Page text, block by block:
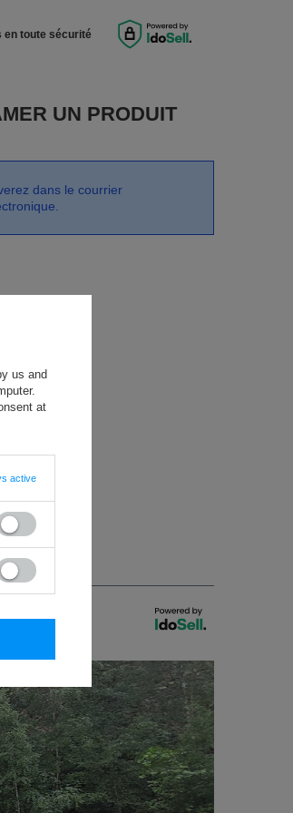
en toute sécurité
UN PRODUIT
dans le courrier
us and
at
active